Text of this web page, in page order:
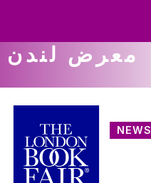
معرض لندن
NEWS